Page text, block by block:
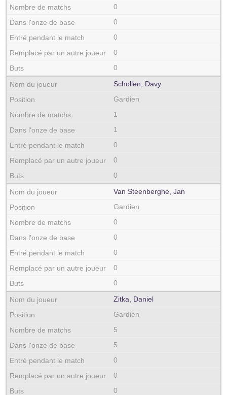
0
0
0
0
0
Schollen, Davy
Gardien
1
1
0
0
0
Van Steenberghe, Jan
Gardien
0
0
0
0
0
Zitka, Daniel
Gardien
5
5
0
0
0